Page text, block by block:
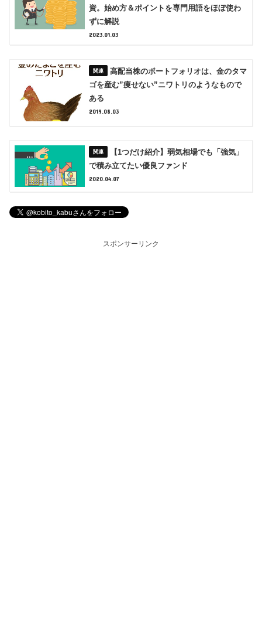
資。始め方＆ポイントを専門用語をほぼ使わ
ずに解説
2023.01.03
高配当株のポートフォリオは、金のタマ
ゴを産む”痩せない”ニワトリのようなもので
ある
2019.08.03
【1つだけ紹介】弱気相場でも「強気」
で積み立てたい優良ファンド
2020.04.07
スポンサーリンク